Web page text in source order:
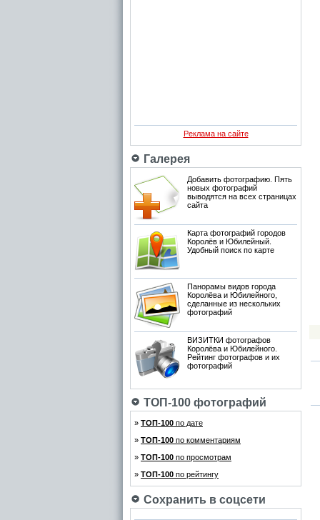
Реклама на сайте
Галерея
Добавить фотографию. Пять
новых фотографий
выводятся на всех страницах
сайта
Карта фотографий городов
Королёв и Юбилейный.
Удобный поиск по карте
Панорамы видов города
Королёва и Юбилейного,
сделанные из нескольких
фотографий
ВИЗИТКИ фотографов
Королёва и Юбилейного.
Рейтинг фотографов и их
фотографий
ТОП-100 фотографий
» ТОП-100 по дате
» ТОП-100 по комментариям
» ТОП-100 по просмотрам
» ТОП-100 по рейтингу
Сохранить в соцсети